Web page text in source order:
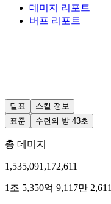
데미지 리포트
버프 리포트
딜표
스킬 정보
표준
수련의 방 43초
총 데미지
1,535,091,172,611
1조 5,350억 9,117만 2,611